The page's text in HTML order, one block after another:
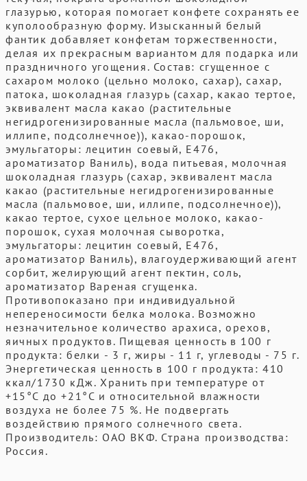
глазурью, которая помогает конфете сохранять ее
куполообразную форму. Изысканный белый
фантик добавляет конфетам торжественности,
делая их прекрасным вариантом для подарка или
праздничного угощения. Состав: сгущенное с
сахаром молоко (цельно молоко, сахар), сахар,
патока, шоколадная глазурь (сахар, какао тертое,
эквивалент масла какао (растительные
негидрогенизированные масла (пальмовое, ши,
иллипе, подсолнечное)), какао-порошок,
эмульгаторы: лецитин соевый, Е476,
ароматизатор Ваниль), вода питьевая, молочная
шоколадная глазурь (сахар, эквивалент масла
какао (растительные негидрогенизированные
масла (пальмовое, ши, иллипе, подсолнечное)),
какао тертое, сухое цельное молоко, какао-
порошок, сухая молочная сыворотка,
эмульгаторы: лецитин соевый, Е476,
ароматизатор Ваниль), влагоудерживающий агент
сорбит, желирующий агент пектин, соль,
ароматизатор Вареная сгущенка.
Противопоказано при индивидуальной
непереносимости белка молока. Возможно
незначительное количество арахиса, орехов,
яичных продуктов. Пищевая ценность в 100 г
продукта: белки - 3 г, жиры - 11 г, углеводы - 75 г.
Энергетическая ценность в 100 г продукта: 410
ккал/1730 кДж. Хранить при температуре от
+15°С до +21°С и относительной влажности
воздуха не более 75 %. Не подвергать
воздействию прямого солнечного света.
Производитель: ОАО ВКФ. Страна производства:
Россия.